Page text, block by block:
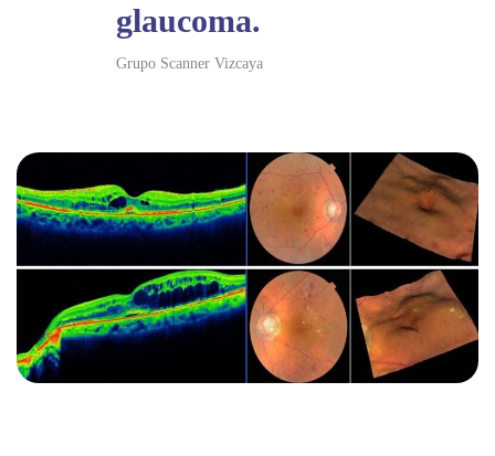
glaucoma.
Grupo Scanner Vizcaya